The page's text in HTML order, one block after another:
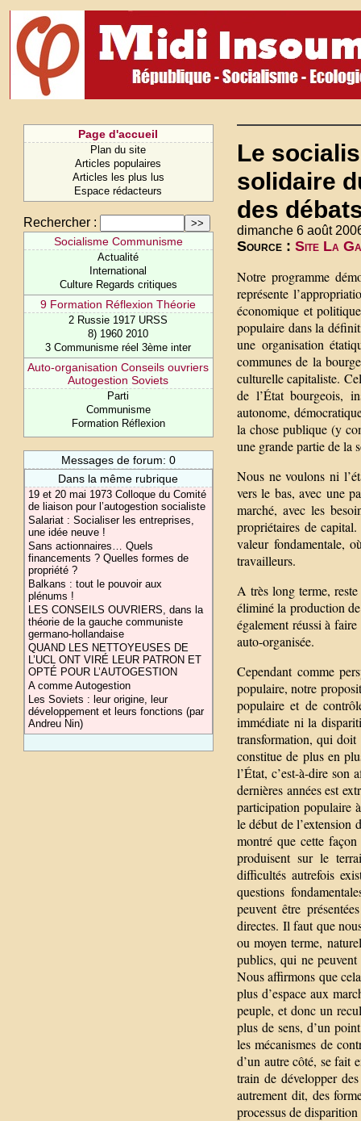
Page d'accueil
Plan du site
Articles populaires
Articles les plus lus
Espace rédacteurs
Rechercher :
Socialisme Communisme
Actualité
International
Culture Regards critiques
9 Formation Réflexion Théorie
2 Russie 1917 URSS
8) 1960 2010
3 Communisme réel 3ème inter
Auto-organisation Conseils ouvriers
Autogestion Soviets
Parti
Communisme
Formation Réflexion
Messages de forum: 0
Dans la même rubrique
19 et 20 mai 1973 Colloque du Comité
de liaison pour l’autogestion socialiste
Salariat : Socialiser les entreprises,
une idée neuve !
Sans actionnaires… Quels
financements ? Quelles formes de
propriété ?
Balkans : tout le pouvoir aux
plénums !
LES CONSEILS OUVRIERS, dans la
théorie de la gauche communiste
germano-hollandaise
QUAND LES NETTOYEUSES DE
L’UCL ONT VIRÉ LEUR PATRON ET
OPTÉ POUR L’AUTOGESTION
A comme Autogestion
Les Soviets : leur origine, leur
développement et leurs fonctions (par
Andreu Nin)
Le
solidaire
des
dimanche 6 août
Source : Site La
Notre programme
représente
économique et
populaire dans la
une organisation
communes de la
culturelle capitaliste.
de l’État bourgeois,
autonome,
la chose publique (y
une grande partie de la
Nous ne voulons ni
vers le bas, avec une
marché, avec les
propriétaires de
valeur fondamentale,
travailleurs.
A très long terme,
éliminé la production
également réussi à
auto-organisée.
Cependant comme
populaire, notre
populaire et de
immédiate ni la
transformation, qui
constitue de plus en
l’État, c’est-à-dire son
dernières années est
participation populaire
le début de l’extension
montré que cette
produisent sur le
difficultés autrefois
questions
peuvent être
directes. Il faut que
ou moyen terme,
publics, qui ne peuvent
Nous affirmons que
plus d’espace aux
peuple, et donc un
plus de sens, d’un
les mécanismes de
d’un autre côté, se fait
train de développer
autrement dit, des
processus de